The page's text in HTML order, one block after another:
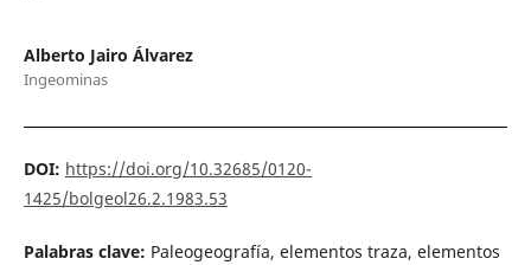
Alberto Jairo Álvarez
Ingeominas
DOI: https://doi.org/10.32685/0120-
1425/bolgeol26.2.1983.53
Palabras clave: Paleogeografía, elementos traza, elementos